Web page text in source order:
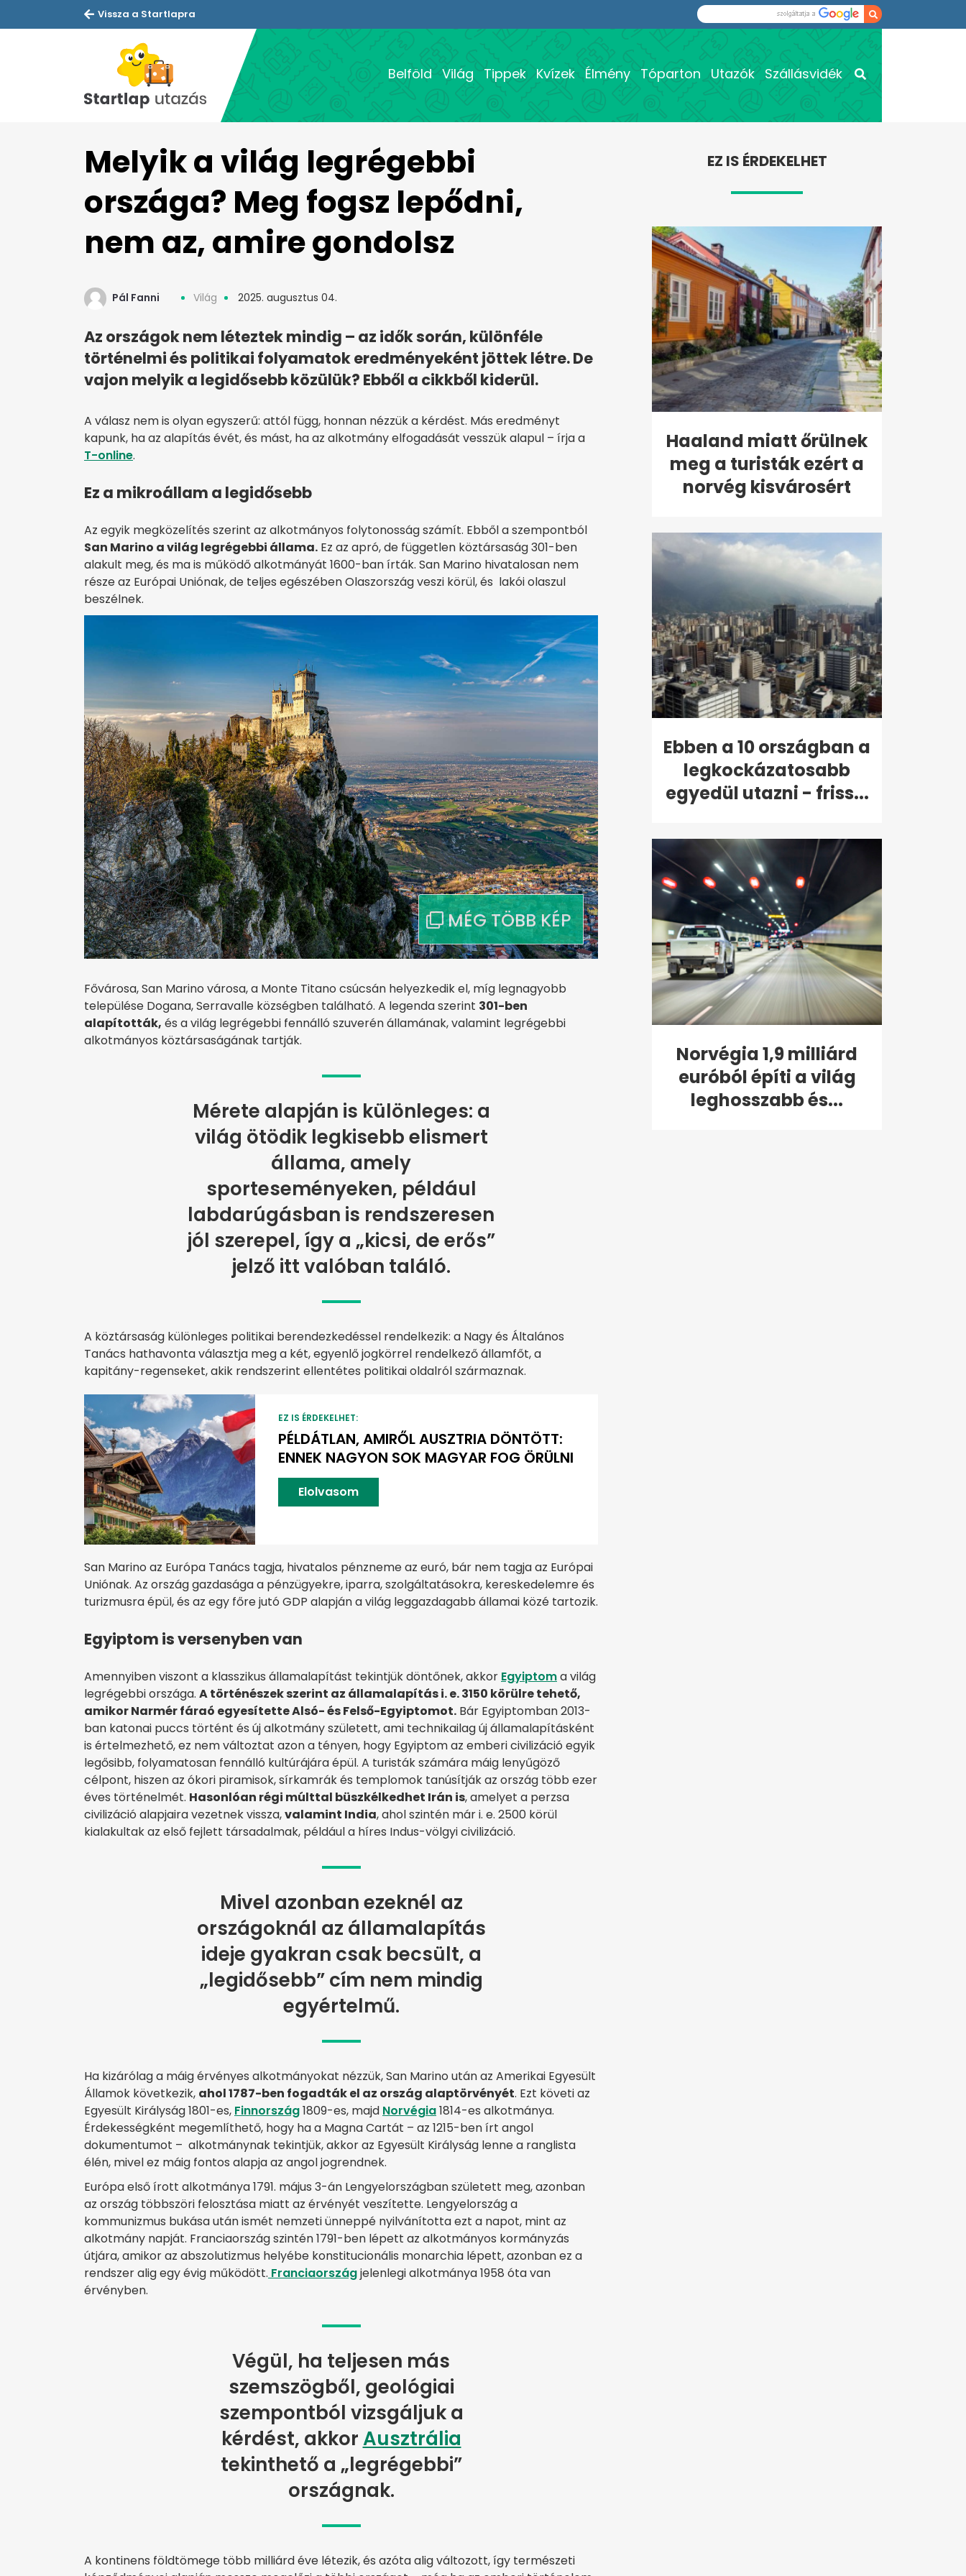
Vissza a Startlapra
Belföld Világ Tippek Kvízek Élmény Tóparton Utazók Szállásvidék
Melyik a világ legrégebbi
országa? Meg fogsz lepődni,
nem az, amire gondolsz
Pál Fanni Világ 2025. augusztus 04.
Az országok nem léteztek mindig – az idők során, különféle
történelmi és politikai folyamatok eredményeként jöttek létre. De
vajon melyik a legidősebb közülük? Ebből a cikkből kiderül.
A válasz nem is olyan egyszerű: attól függ, honnan nézzük a kérdést. Más eredményt
kapunk, ha az alapítás évét, és mást, ha az alkotmány elfogadását vesszük alapul – írja a
T-online.
Ez a mikroállam a legidősebb
Az egyik megközelítés szerint az alkotmányos folytonosság számít. Ebből a szempontból
San Marino a világ legrégebbi állama. Ez az apró, de független köztársaság 301-ben
alakult meg, és ma is működő alkotmányát 1600-ban írták. San Marino hivatalosan nem
része az Európai Uniónak, de teljes egészében Olaszország veszi körül, és lakói olaszul
beszélnek.
Fővárosa, San Marino városa, a Monte Titano csúcsán helyezkedik el, míg legnagyobb
települése Dogana, Serravalle községben található. A legenda szerint 301-ben
alapították, és a világ legrégebbi fennálló szuverén államának, valamint legrégebbi
alkotmányos köztársaságának tartják.
Mérete alapján is különleges: a
világ ötödik legkisebb elismert
állama, amely
sporteseményeken, például
labdarúgásban is rendszeresen
jól szerepel, így a „kicsi, de erős”
jelző itt valóban találó.
A köztársaság különleges politikai berendezkedéssel rendelkezik: a Nagy és Általános
Tanács hathavonta választja meg a két, egyenlő jogkörrel rendelkező államfőt, a
kapitány-regenseket, akik rendszerint ellentétes politikai oldalról származnak.
EZ IS ÉRDEKELHET:
PÉLDÁTLAN, AMIRŐL AUSZTRIA DÖNTÖTT:
ENNEK NAGYON SOK MAGYAR FOG ÖRÜLNI
Elolvasom
San Marino az Európa Tanács tagja, hivatalos pénzneme az euró, bár nem tagja az Európai
Uniónak. Az ország gazdasága a pénzügyekre, iparra, szolgáltatásokra, kereskedelemre és
turizmusra épül, és az egy főre jutó GDP alapján a világ leggazdagabb államai közé tartozik.
Egyiptom is versenyben van
Amennyiben viszont a klasszikus államalapítást tekintjük döntőnek, akkor Egyiptoma világ
legrégebbi országa. A történészek szerint az államalapítás i. e. 3150 körülre tehető,
amikor Narmér fáraó egyesítette Alsó- és Felső-Egyiptomot. Bár Egyiptomban 2013-
ban katonai puccs történt és új alkotmány született, ami technikailag új államalapításként
is értelmezhető, ez nem változtat azon a tényen, hogy Egyiptom az emberi civilizáció egyik
legősibb, folyamatosan fennálló kultúrájára épül. A turisták számára máig lenyűgöző
célpont, hiszen az ókori piramisok, sírkamrák és templomok tanúsítják az ország több ezer
éves történelmét. Hasonlóan régi múlttal büszkélkedhet Irán is, amelyet a perzsa
civilizáció alapjaira vezetnek vissza,valamint India, ahol szintén már i. e. 2500 körül
kialakultak az első fejlett társadalmak, például a híres Indus-völgyi civilizáció.
Mivel azonban ezeknél az
országoknál az államalapítás
ideje gyakran csak becsült, a
„legidősebb” cím nem mindig
egyértelmű.
Ha kizárólag a máig érvényes alkotmányokat nézzük, San Marino után az Amerikai Egyesült
Államok következik, ahol 1787-ben fogadták el az ország alaptörvényét. Ezt követi az
Egyesült Királyság 1801-es, Finnország1809-es, majd Norvégia1814-es alkotmánya.
Érdekességként megemlíthető, hogy ha a Magna Cartát – az 1215-ben írt angol
dokumentumot – alkotmánynak tekintjük, akkor az Egyesült Királyság lenne a ranglista
élén, mivel ez máig fontos alapja az angol jogrendnek.
Európa első írott alkotmánya 1791. május 3-án Lengyelországban született meg, azonban
az ország többszöri felosztása miatt az érvényét veszítette. Lengyelország a
kommunizmus bukása után ismét nemzeti ünneppé nyilvánította ezt a napot, mint az
alkotmány napját. Franciaország szintén 1791-ben lépett az alkotmányos kormányzás
útjára, amikor az abszolutizmus helyébe konstitucionális monarchia lépett, azonban ez a
rendszer alig egy évig működött. Franciaországjelenlegi alkotmánya 1958 óta van
érvényben.
Végül, ha teljesen más
szemszögből, geológiai
szempontból vizsgáljuk a
kérdést, akkorAusztrália
tekinthető a „legrégebbi”
országnak.
A kontinens földtömege több milliárd éve létezik, és azóta alig változott, így természeti
EZ IS ÉRDEKELHET
Haaland miatt őrülnek
meg a turisták ezért a
norvég kisvárosért
Ebben a 10 országban a
legkockázatosabb
egyedül utazni - friss...
Norvégia 1,9 milliárd
euróból építi a világ
leghosszabb és...